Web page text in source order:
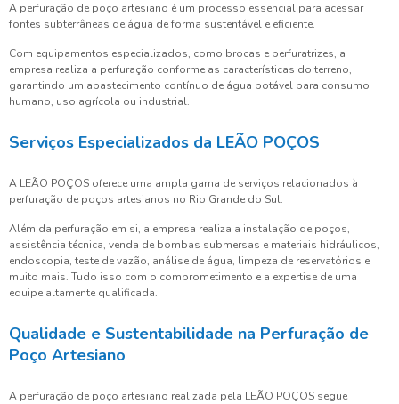
A perfuração de poço artesiano é um processo essencial para acessar
fontes subterrâneas de água de forma sustentável e eficiente.
Com equipamentos especializados, como brocas e perfuratrizes, a
empresa realiza a perfuração conforme as características do terreno,
garantindo um abastecimento contínuo de água potável para consumo
humano, uso agrícola ou industrial.
Serviços Especializados da LEÃO POÇOS
A LEÃO POÇOS oferece uma ampla gama de serviços relacionados à
perfuração de poços artesianos no Rio Grande do Sul.
Além da perfuração em si, a empresa realiza a instalação de poços,
assistência técnica, venda de bombas submersas e materiais hidráulicos,
endoscopia, teste de vazão, análise de água, limpeza de reservatórios e
muito mais. Tudo isso com o comprometimento e a expertise de uma
equipe altamente qualificada.
Qualidade e Sustentabilidade na Perfuração de
Poço Artesiano
A perfuração de poço artesiano realizada pela LEÃO POÇOS segue